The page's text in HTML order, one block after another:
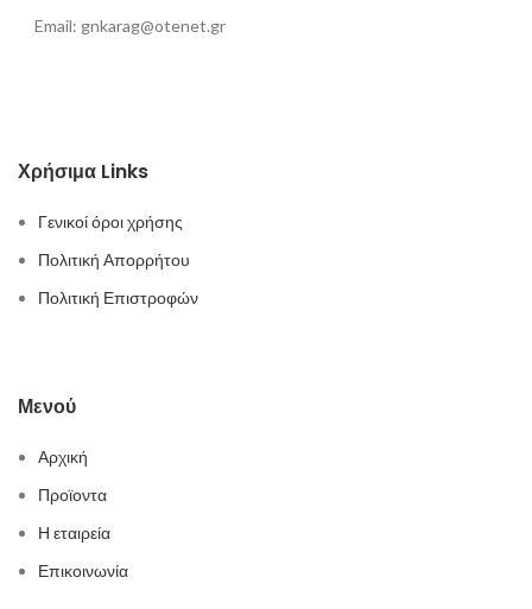
Email: gnkarag@otenet.gr
Χρήσιμα Links
Γενικοί όροι χρήσης
Πολιτική Απορρήτου
Πολιτική Επιστροφών
Μενού
Αρχική
Προϊοντα
Η εταιρεία
Επικοινωνία